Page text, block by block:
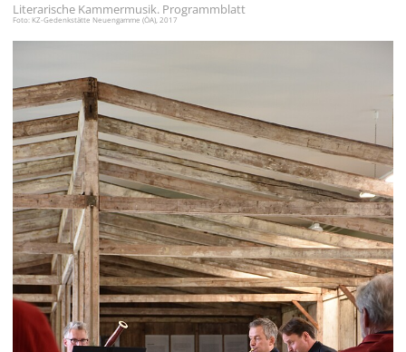
Français
Italiano
Nederlands
Polski
Português
Türkçe
Yкраїнський
Literarische Kammermusik. Programmblatt
Foto: KZ-Gedenkstätte Neuengamme (ÖA), 2017